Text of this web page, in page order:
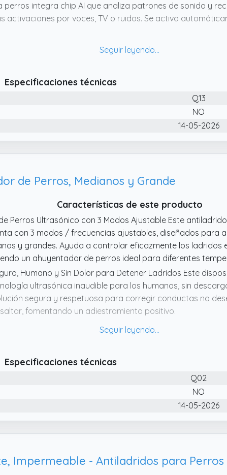
perros integra chip AI que analiza patrones de sonido y
activaciones por voces, TV o ruidos. Se activa
Perros Con 4 Modos Combinados De Respuesta: Ofrece
Perros Ultrasonidos Con Doble Emisor Potente: Equipado
para perros, equivalentes a 6 emisores estándar.
uniforme, reduciendo zonas muertas.
Para Perros Resistente Y Recargable: Pantalla
Carcasa impermeable IPX6 apta para Interior Exterior
Especificaciones técnicas
Q13
NO
14-05-2026
de Perros, Medianos y Grande
Características de este producto
Perros Ultrasónico con 3 Modos Ajustable Este
con 3 modos / frecuencias ajustables, diseñados para
y grandes. Ayuda a controlar eficazmente los ladridos
un ahuyentador de perros ideal para diferentes
Humano y Sin Dolor para Detener Ladridos Este
ultrasónica inaudible para los humanos, sin
segura y respetuosa para corregir conductas no
fomentando un adiestramiento positivo.
con Linterna LED Integrada Compacto y ligero, este
y Exteriores – Fácil de Transportar Gracias a su diseño
para usar en casa, durante los paseos, viajes o
para dueños que buscan un control de ladridos eficaz,
Hasta 15M (50 Pies) Con un alcance de hasta 15
los ladridos a distancia, tanto en interiores como
o durante los paseos, ofreciendo mayor libertad y
Especificaciones técnicas
Q02
NO
14-05-2026